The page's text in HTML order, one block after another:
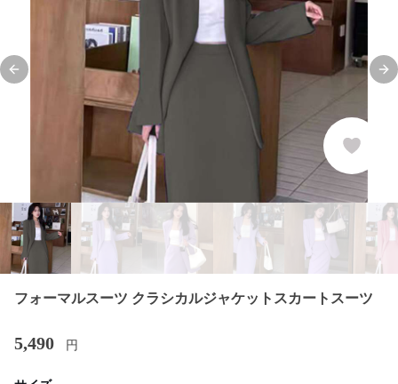
Previous slide
フォーマルスーツ クラシカルジャケットスカートスーツ
5,490 円